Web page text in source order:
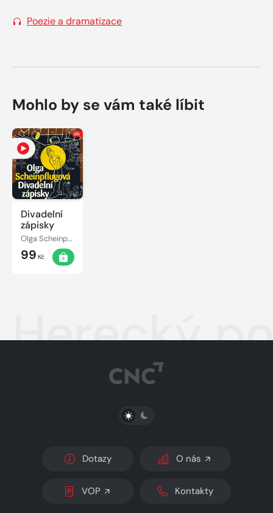
Poezie a dramatizace
Mohlo by se vám také líbit
Divadelní
zápisky
Olga Scheinpflugová, Karel Čapek
99 Kč
Herecký
PŘEPNOUT SVĚTLÝ/TMAVÝ REŽIM
Dotazy O nás
VOP Kontakty